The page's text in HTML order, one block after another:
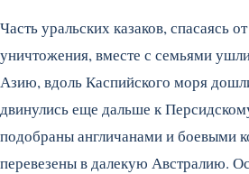
Часть уральских казаков, спасаясь
уничтожения, вместе с семьями
Азию, вдоль Каспийского моря
двинулись еще дальше к
подобраны англичанами и боевыми
перевезены в далекую Австралию.